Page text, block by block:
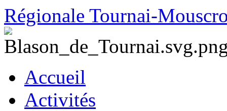
Régionale Tournai-
Accueil
Activités